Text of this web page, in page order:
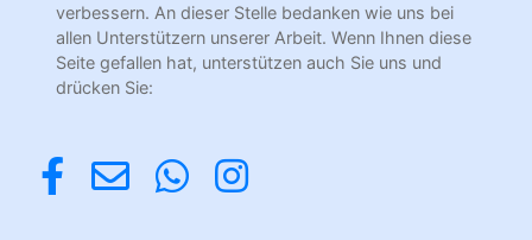
verbessern. An dieser Stelle bedanken wie uns bei
allen Unterstützern unserer Arbeit. Wenn Ihnen diese
Seite gefallen hat, unterstützen auch Sie uns und
drücken Sie: